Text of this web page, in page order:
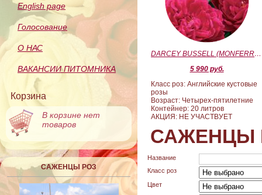
English page
Голосование
О НАС
ВАКАНСИИ ПИТОМНИКА
Корзина
В корзине нет
товаров
САЖЕНЦЫ РОЗ
DARCEY BUSSELL (MONFERRATO) (Дарси Басл)
5 990 руб.
Класс роз: Английские кустовые
розы
Возраст: Четырех-пятилетние
Контейнер: 20 литров
АКЦИЯ: НЕ УЧАСТВУЕТ
САЖЕНЦЫ
Название
Класс роз
Цвет